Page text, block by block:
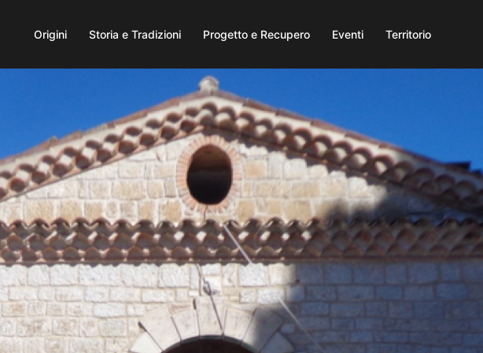
Origini Storia e Tradizioni Progetto e Recupero Eventi Territorio